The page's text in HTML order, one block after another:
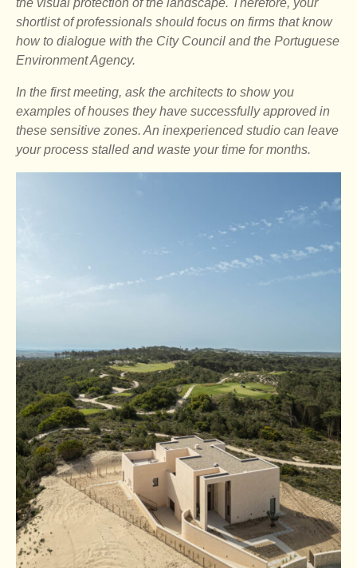
shortlist of professionals should focus on firms that know
how to dialogue with the City Council and the Portuguese
Environment Agency.
In the first meeting, ask the architects to show you
examples of houses they have successfully approved in
these sensitive zones. An inexperienced studio can leave
your process stalled and waste your time for months.